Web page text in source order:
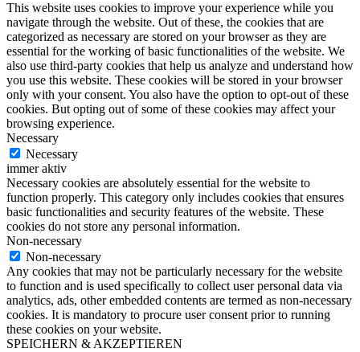
This website uses cookies to improve your experience while you
navigate through the website. Out of these, the cookies that are
categorized as necessary are stored on your browser as they are
essential for the working of basic functionalities of the website. We
also use third-party cookies that help us analyze and understand how
you use this website. These cookies will be stored in your browser
only with your consent. You also have the option to opt-out of these
cookies. But opting out of some of these cookies may affect your
browsing experience.
Necessary
Necessary
immer aktiv
Necessary cookies are absolutely essential for the website to
function properly. This category only includes cookies that ensures
basic functionalities and security features of the website. These
cookies do not store any personal information.
Non-necessary
Non-necessary
Any cookies that may not be particularly necessary for the website
to function and is used specifically to collect user personal data via
analytics, ads, other embedded contents are termed as non-necessary
cookies. It is mandatory to procure user consent prior to running
these cookies on your website.
SPEICHERN & AKZEPTIEREN